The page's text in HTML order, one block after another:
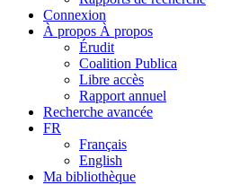
Connexion
À propos À propos
Érudit
Coalition Publica
Libre accès
Rapport annuel
Recherche avancée
FR
Français
English
Ma bibliothèque